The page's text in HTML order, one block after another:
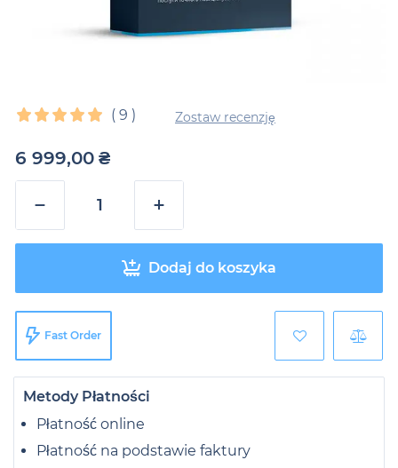
( 9 ) Zostaw recenzję
6 999,00 ₴
− +
Dodaj do koszyka
Fast Order
Metody Płatności
Płatność online
Płatność na podstawie faktury